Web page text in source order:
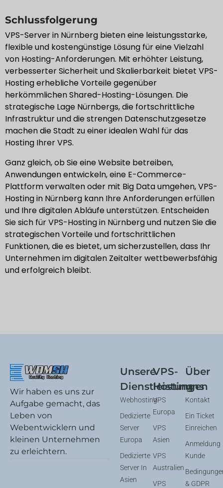
Schlussfolgerung
VPS-Server in Nürnberg bieten eine leistungsstarke,
flexible und kostengünstige Lösung für eine Vielzahl
von Hosting-Anforderungen. Mit erhöhter Leistung,
verbesserter Sicherheit und Skalierbarkeit bietet VPS-
Hosting erhebliche Vorteile gegenüber
herkömmlichen Shared-Hosting-Lösungen. Die
strategische Lage Nürnbergs, die fortschrittliche
Infrastruktur und die strengen Datenschutzgesetze
machen die Stadt zu einer idealen Wahl für das
Hosting Ihrer VPS.
Ganz gleich, ob Sie eine Website betreiben,
Anwendungen entwickeln, eine E-Commerce-
Plattform verwalten oder mit Big Data umgehen, VPS-
Hosting in Nürnberg kann Ihre Anforderungen erfüllen
und Ihre digitalen Abläufe unterstützen. Entscheiden
Sie sich für VPS-Hosting in Nürnberg und nutzen Sie die
strategischen Vorteile und fortschrittlichen
Funktionen, die es bietet, um sicherzustellen, dass Ihr
Unternehmen im digitalen Zeitalter wettbewerbsfähig
und erfolgreich bleibt.
Wir haben es uns zur
Aufgabe gemacht, das
Leben von
Webentwicklern und
kleinen Unternehmen
zu erleichtern.
Unsere
Dienstleistungen
Webhosting
Dedizierte
Server
Europa
Dedizierte
Server In
Asien
VPS-
Hosting
VPS
Europa
VPS
Asien
VPS
Australien
VPS
Über
uns
Kontakt
Ein Ticket
Einreichen
Anmeldung
Kunde
& GDPR